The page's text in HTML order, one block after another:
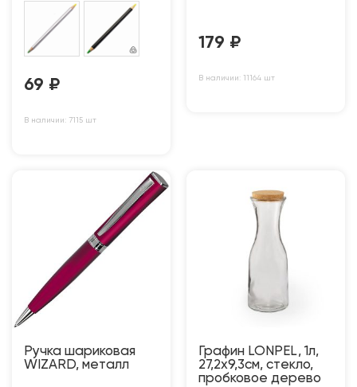
69 ₽
В наличии: 7115 шт
179 ₽
В наличии: 11164 шт
Ручка шариковая
WIZARD, металл
Графин LONPEL, 1л,
27,2х9,3см, стекло,
пробковое дерево